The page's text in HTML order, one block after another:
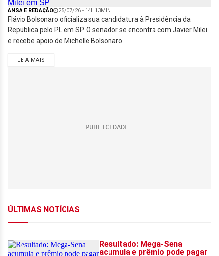
ANSA E REDAÇÃO 25/07/26 - 14H13MIN
Flávio Bolsonaro oficializa sua candidatura à Presidência da
República pelo PL em SP. O senador se encontra com Javier Milei
e recebe apoio de Michelle Bolsonaro.
LEIA MAIS